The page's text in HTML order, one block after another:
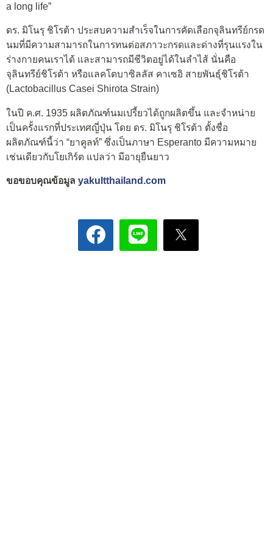
a long life”
ดร. มิโนรุ ชิโรต้า ประสบความสำเร็จในการคัดเลือกจุลินทรีย์กรด
นมที่มีความสามารถในการทนต่อสภาวะกรดและด่างที่รุนแรงใน
ร่างกายคนเราได้ และสามารถมีชีวิตอยู่ได้ในลำไส้ นั่นคือ
จุลินทรีย์ชิโรต้า หรือแลคโตบาซิลลัส คาเซอิ สายพันธุ์ชิโรต้า
(Lactobacillus Casei Shirota Strain)
ในปี ค.ศ. 1935 ผลิตภัณฑ์นมเปรี้ยวได้ถูกผลิตขึ้น และจำหน่าย
เป็นครั้งแรกที่ประเทศญี่ปุ่น โดย ดร. มิโนรุ ชิโรต้า ตั้งชื่อ
ผลิตภัณฑ์นี้ว่า “ยาคูลท์” ซึ่งเป็นภาษา Esperanto มีความหมาย
เช่นเดียวกับโยเกิร์ต แปลว่า มีอายุยืนยาว
ขอขอบคุณข้อมูล yakultthailand.com